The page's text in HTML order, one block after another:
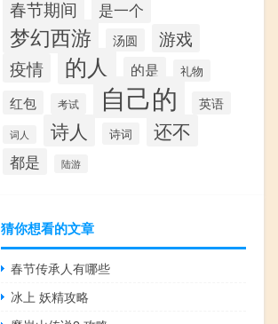
春节期间 是一个
梦幻西游 汤圆 游戏
疫情 的人 的是 礼物
红包 考试 自己的 英语
词人 诗人 诗词 还不
都是 陆游
猜你想看的文章
春节传承人有哪些
冰上 妖精攻略